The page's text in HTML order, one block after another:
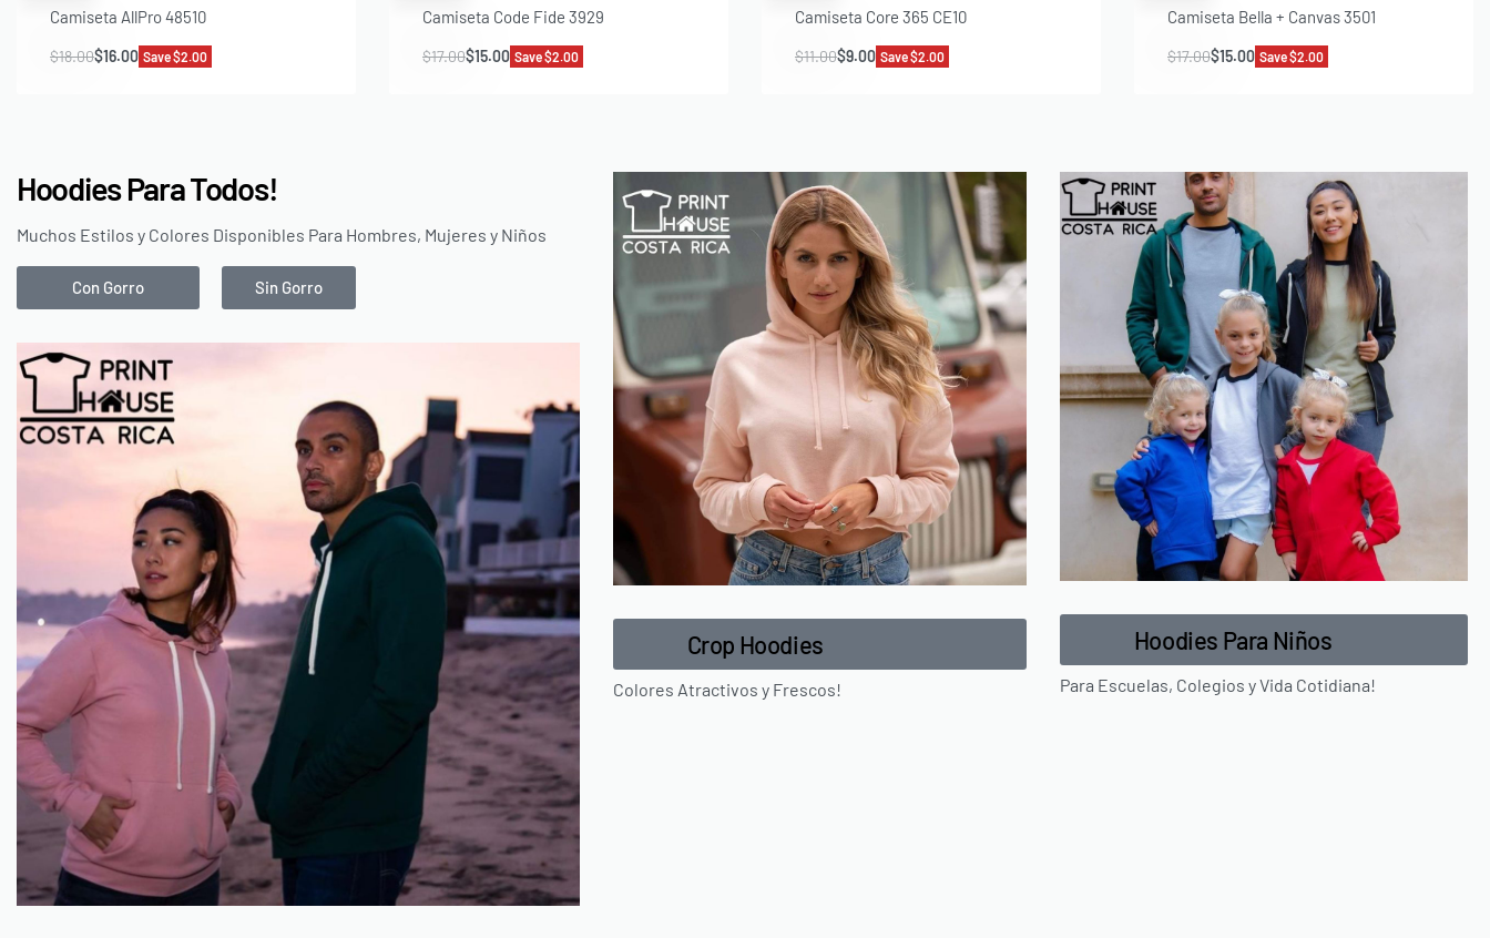
Camiseta AllPro 48510
$18.00$16.00 Save $2.00
Camiseta Code Fide 3929
$17.00$15.00 Save $2.00
Camiseta Core 365 CE10
$11.00$9.00 Save $2.00
Camiseta Bella + Canvas 3501
$17.00$15.00 Save $2.00
Hoodies Para Todos!
Muchos Estilos y Colores Disponibles Para Hombres, Mujeres y Niños
Con Gorro Sin Gorro
Crop Hoodies
Colores Atractivos y Frescos!
Hoodies Para Niños
Para Escuelas, Colegios y Vida Cotidiana!